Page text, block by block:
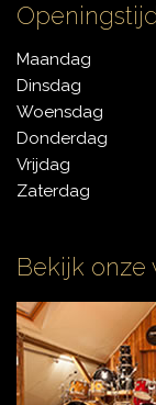
Maandag
Dinsdag
Woensdag
Donderdag
Vrijdag
Zaterdag
Bekijk onze